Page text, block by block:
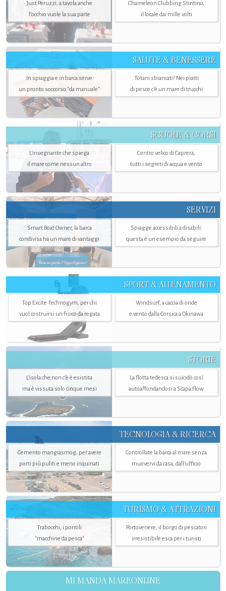
Just Peruzzi, a tavola anche
l’occhio vuole la sua parte
Chameleon Clubbing Stintino,
il locale dai mille volti
SALUTE & BENESSERE
In spiaggia e in barca serve
un pronto soccorso "da manuale"
Totani sbiancati? Nei piatti
di pesce c'è un mare di trucchi
SCUOLE & CORSI
L'insegnante che spiega
il mare come nessun altro
Centro velico di Caprera,
tutti i segreti di acqua e vento
SERVIZI
Smart Boat Owner, la barca
condivisa ha un mare di vantaggi
Spiagge accessibili a disabili:
questa è un esempio da seguire
SPORT & ALLENAMENTO
Top Excite Technogym, per chi
vuol costruirsi un fisico da regata
Windsurf, a caccia di onde
e vento dalla Corsica a Okinawa
STORIE
L’isola che non c'è è esistita
ma è vissuta solo cinque mesi
La flotta tedesca si suicidò così
autoaffondandosi a Scapa Flow
TECNOLOGIA & RICERCA
Cemento mangiasmog, per avere
porti più puliti e meno inquinati
Controllate la barca al mare senza
muovervi da casa, dall’ufficio
TURISMO & ATTRAZIONI
Trabocchi, i pontili
"macchine da pesca"
Portovenere, il borgo di pescatori
irresistibile esca per i turisti
MI MANDA MAREONLINE